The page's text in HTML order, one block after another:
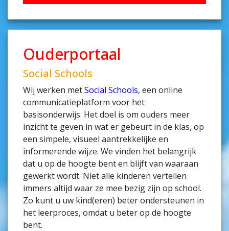
Ouderportaal
Social Schools
Wij werken metSocial Schools, een online
communicatieplatform voor het
basisonderwijs. Het doel is om ouders meer
inzicht te geven in wat er gebeurt in de klas, op
een simpele, visueel aantrekkelijke en
informerende wijze. We vinden het belangrijk
dat u op de hoogte bent en blijft van waaraan
gewerkt wordt. Niet alle kinderen vertellen
immers altijd waar ze mee bezig zijn op school.
Zo kunt u uw kind(eren) beter ondersteunen in
het leerproces, omdat u beter op de hoogte
bent.